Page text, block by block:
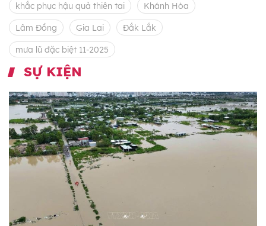
khắc phục hậu quả thiên tai Khánh Hòa
Lâm Đồng Gia Lai Đắk Lắk
mưa lũ đặc biệt 11-2025
SỰ KIỆN